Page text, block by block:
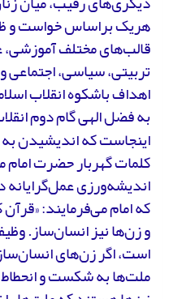
هریک براساس خواست و
قالب‌های مختلف آموزشی،
تربیتی، سیاسی، اجتماعی
اهداف باشکوه انقلاب
به فضل الهی گام دوم
اینجاست که اندیشیدن به
کلمات گهربار حضرت امام
اندیشه‌ورزی عمل‌گرایانه
که امام می‌فرمایند:
و زن‌ها نیز انسان‌ساز.
است، اگر زن‌های
ملت‌ها به شکست و